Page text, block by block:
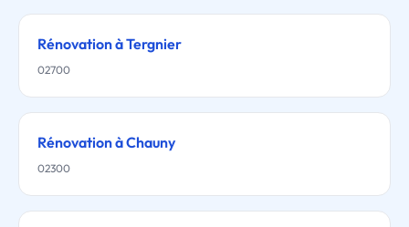
Rénovation à Tergnier
02700
Rénovation à Chauny
02300